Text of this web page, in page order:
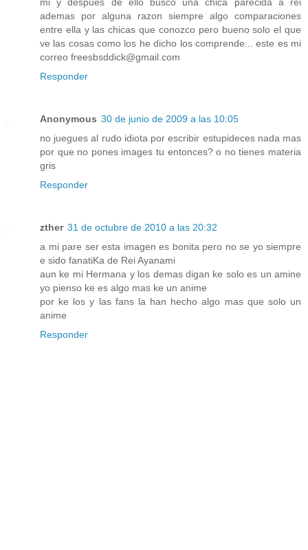
ademas por alguna razon siempre algo comparaciones
entre ella y las chicas que conozco pero bueno solo el que
ve las cosas como los he dicho los comprende... este es mi
correo freesbsddick@gmail.com
Responder
Anonymous 30 de junio de 2009 a las 10:05
no juegues al rudo idiota por escribir estupideces nada mas
por que no pones images tu entonces? o no tienes materia
gris
Responder
zther 31 de octubre de 2010 a las 20:32
a mi pare ser esta imagen es bonita pero no se yo siempre
e sido fanatiKa de Rei Ayanami
aun ke mi Hermana y los demas digan ke solo es un amine
yo pienso ke es algo mas ke un anime
por ke los y las fans la han hecho algo mas que solo un
anime
Responder